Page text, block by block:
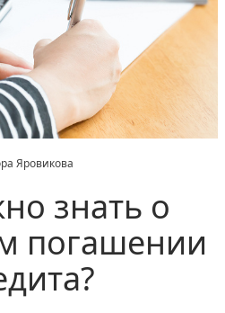
Яровикова
знать о
погашении